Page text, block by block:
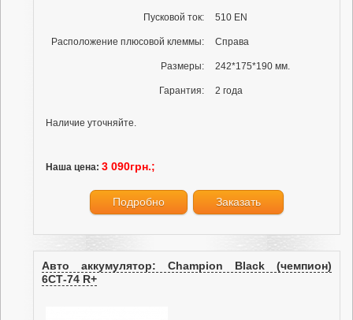
Пусковой ток: 510 EN
Расположение плюсовой клеммы: Справа
Размеры: 242*175*190 мм.
Гарантия: 2 года
Наличие уточняйте.
Наша цена: 3 090грн.;
Подробно Заказать
Авто аккумулятор: Champion Black (чемпион)
6СТ-74 R+